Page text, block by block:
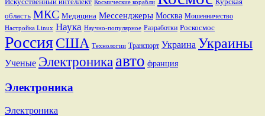
Космические корабли
область МКС Медицина Мессенджеры Москва Мошенничество
Настройка Linux Наука Научно-популярное Разработки Роскосмос
РоссияСША Технологии Транспорт Украина Украины
Ученые Электроника авто франция
Электроника
Электроника